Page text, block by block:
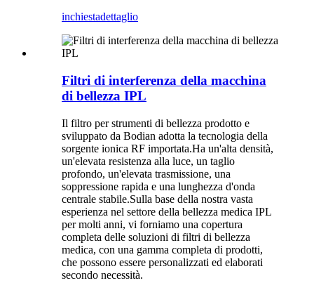
inchiestadettaglio
Filtri di interferenza della macchina
di bellezza IPL
Il filtro per strumenti di bellezza prodotto e
sviluppato da Bodian adotta la tecnologia della
sorgente ionica RF importata.Ha un'alta densità,
un'elevata resistenza alla luce, un taglio
profondo, un'elevata trasmissione, una
soppressione rapida e una lunghezza d'onda
centrale stabile.Sulla base della nostra vasta
esperienza nel settore della bellezza medica IPL
per molti anni, vi forniamo una copertura
completa delle soluzioni di filtri di bellezza
medica, con una gamma completa di prodotti,
che possono essere personalizzati ed elaborati
secondo necessità.